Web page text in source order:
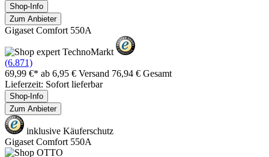
Shop-Info
Zum Anbieter
Gigaset Comfort 550A
(6.871)
69,99 €* ab 6,95 € Versand 76,94 € Gesamt
Lieferzeit: Sofort lieferbar
Shop-Info
Zum Anbieter
inklusive Käuferschutz
Gigaset Comfort 550A